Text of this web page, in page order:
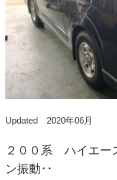
Updated 2020年06月
２００系 ハイエ
ン振動･･